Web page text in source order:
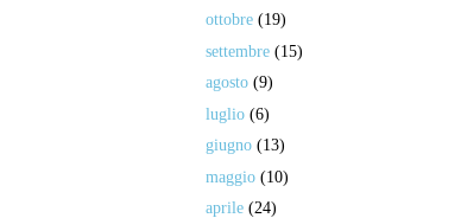
ottobre (19)
settembre (15)
agosto (9)
luglio (6)
giugno (13)
maggio (10)
aprile (24)